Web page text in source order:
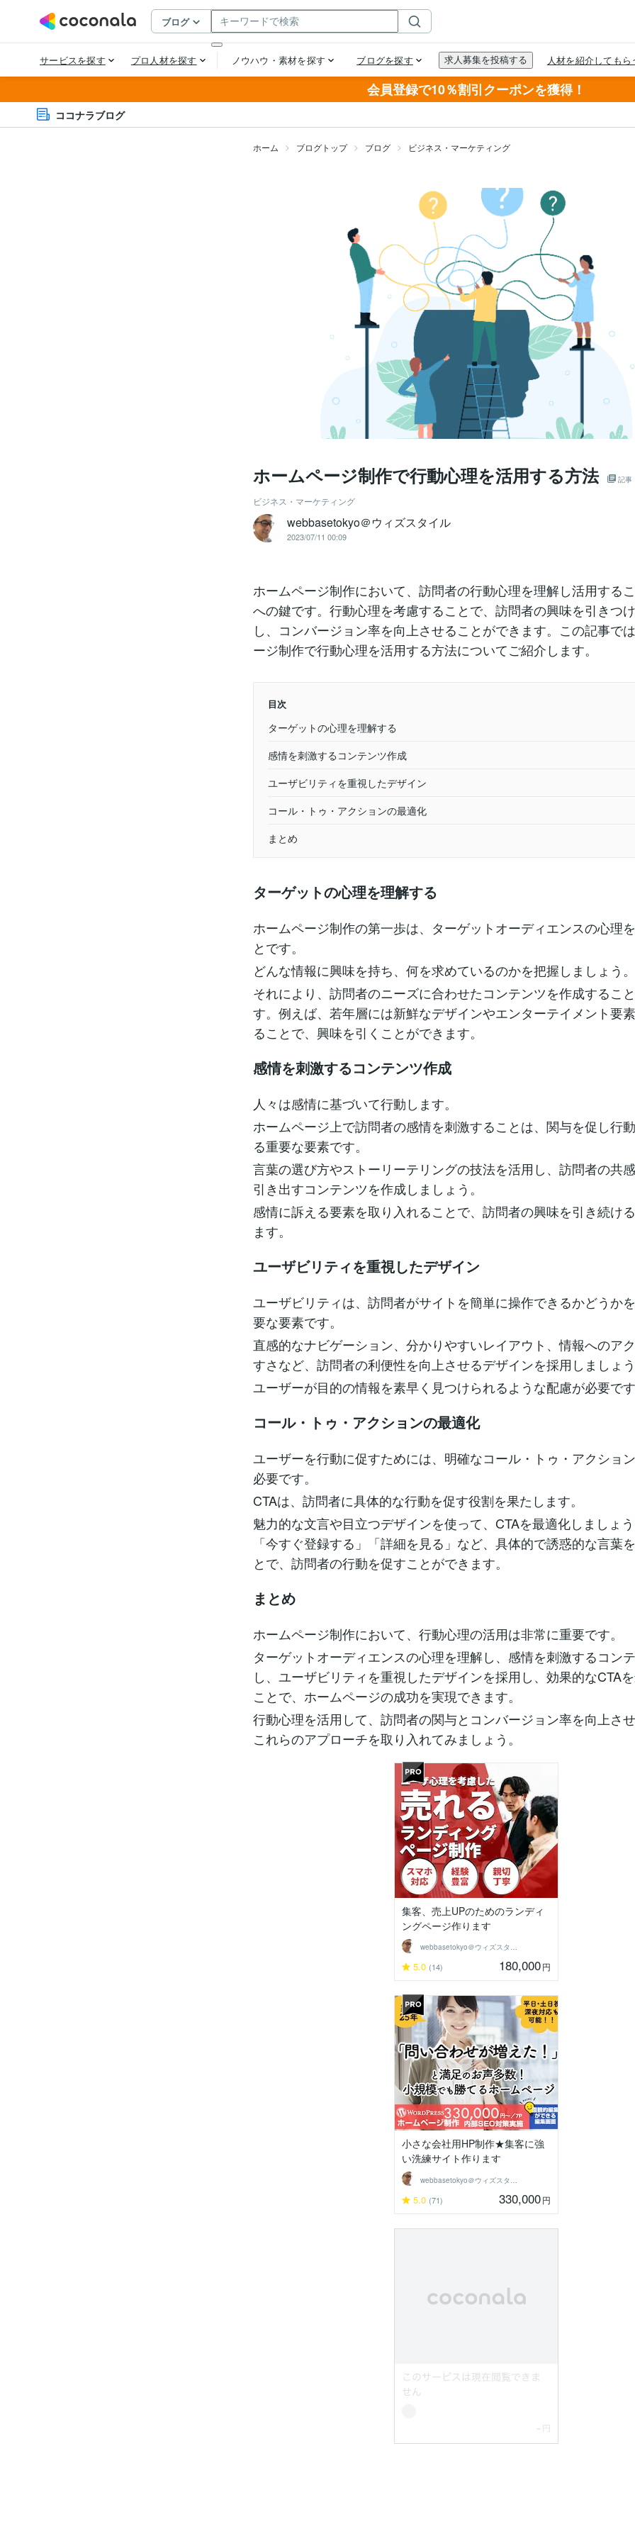
会員登録で10％割引クーポンを獲得！
ココナラブログ
ホーム ブログトップ ブログ ビジネス・マーケティング
ホームページ制作で行動心理を活用する方法 記事
ビジネス・マーケティング
webbasetokyo＠ウィズスタイル
2023/07/11 00:09
ホームページ制作において、訪問者の行動心理を理解し活用する
への鍵です。行動心理を考慮することで、訪問者の興味を引きつ
し、コンバージョン率を向上させることができます。この記事で
ージ制作で行動心理を活用する方法についてご紹介します。
目次
ターゲットの心理を理解する
感情を刺激するコンテンツ作成
ユーザビリティを重視したデザイン
コール・トゥ・アクションの最適化
まとめ
ターゲットの心理を理解する
ホームページ制作の第一歩は、ターゲットオーディエンスの心理
とです。
どんな情報に興味を持ち、何を求めているのかを把握しましょう。
それにより、訪問者のニーズに合わせたコンテンツを作成するこ
す。例えば、若年層には新鮮なデザインやエンターテイメント要
ることで、興味を引くことができます。
感情を刺激するコンテンツ作成
人々は感情に基づいて行動します。
ホームページ上で訪問者の感情を刺激することは、関与を促し行
る重要な要素です。
言葉の選び方やストーリーテリングの技法を活用し、訪問者の共
引き出すコンテンツを作成しましょう。
感情に訴える要素を取り入れることで、訪問者の興味を引き続け
ます。
ユーザビリティを重視したデザイン
ユーザビリティは、訪問者がサイトを簡単に操作できるかどうか
要な要素です。
直感的なナビゲーション、分かりやすいレイアウト、情報へのア
すさなど、訪問者の利便性を向上させるデザインを採用しましょう
ユーザーが目的の情報を素早く見つけられるような配慮が必要です
コール・トゥ・アクションの最適化
ユーザーを行動に促すためには、明確なコール・トゥ・アクショ
必要です。
CTAは、訪問者に具体的な行動を促す役割を果たします。
魅力的な文言や目立つデザインを使って、CTAを最適化しましょう
「今すぐ登録する」「詳細を見る」など、具体的で誘惑的な言葉
とで、訪問者の行動を促すことができます。
まとめ
ホームページ制作において、行動心理の活用は非常に重要です。
ターゲットオーディエンスの心理を理解し、感情を刺激するコン
し、ユーザビリティを重視したデザインを採用し、効果的なCTA
ことで、ホームページの成功を実現できます。
行動心理を活用して、訪問者の関与とコンバージョン率を向上させ
これらのアプローチを取り入れてみましょう。
集客、売上UPのためのランディ
ングページ作ります
webbasetokyo＠ウィズスタイル
5.0 (14) 180,000円
小さな会社用HP制作★集客に強
い洗練サイト作ります
5.0 (71) 330,000円